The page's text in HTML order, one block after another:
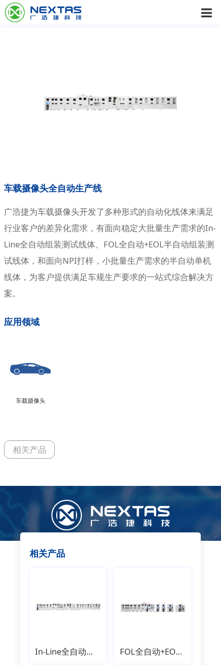
车载摄像头全自动生产线
广浩捷为车载摄像头开发了多种形式的自动化线体来满足
行业客户的差异化需求，有面向稳定大批量生产需求的In-
Line全自动组装测试线体、FOL全自动+EOL半自动组装测
试线体，和面向NPI打样，小批量生产需求的半自动单机
线体，为客户提供满足车规生产要求的一站式综合解决方
案。
应用领域
车载摄像头
相关产品
相关产品
In-Line全自动组装测试线体 FOL全自动+EOL半自动线体